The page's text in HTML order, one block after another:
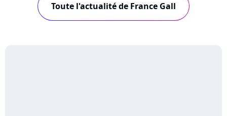
Toute l'actualité de France Gall